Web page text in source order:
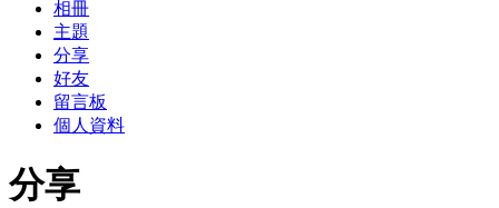
相冊
主題
分享
好友
留言板
個人資料
分享